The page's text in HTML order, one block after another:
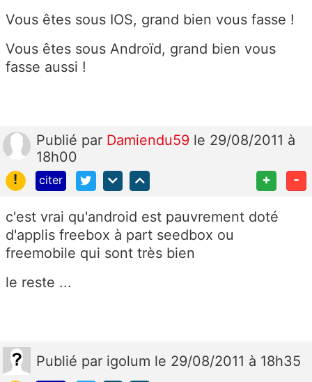
Vous êtes sous IOS, grand bien vous fasse !
Vous êtes sous Androïd, grand bien vous
fasse aussi !
Publié par Damiendu59 le 29/08/2011 à
18h00
!
citer + -
c'est vrai qu'android est pauvrement doté
d'applis freebox à part seedbox ou
freemobile qui sont très bien
le reste ...
Publié par igolum le 29/08/2011 à 18h35